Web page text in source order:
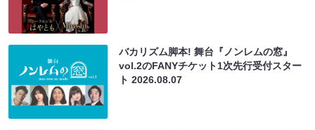
バカリズム脚本! 舞台『ノンレムの窓』
vol.2のFANYチケット1次先行受付スター
ト2026.08.07